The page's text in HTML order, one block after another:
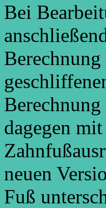
Bei
dagegen
neuen
Fuß